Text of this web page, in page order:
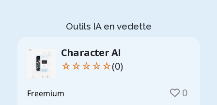
Outils IA en vedette
Character AI
☆☆☆☆☆(0)
Freemium 0